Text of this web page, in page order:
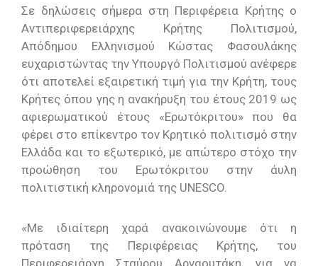
Σε δηλώσεις σήμερα στη Περιφέρεια Κρήτης ο
Αντιπεριφερειάρχης Κρήτης Πολιτισμού,
Απόδημου Ελληνισμού Κώστας Φασουλάκης
ευχαριστώντας την Υπουργό Πολιτισμού ανέφερε
ότι αποτελεί εξαιρετική τιμή για την Κρήτη, τους
Κρήτες όπου γης η ανακήρυξη του έτους 2019 ως
αφιερωματικού έτους «Ερωτόκριτου» που θα
φέρει στο επίκεντρο τον Κρητικό πολιτισμό στην
Ελλάδα και το εξωτερικό, με απώτερο στόχο την
προώθηση του Ερωτόκριτου στην άυλη
πολιτιστική κληρονομιά της UNESCO.
«Με ιδιαίτερη χαρά ανακοινώνουμε ότι η
πρόταση της Περιφέρειας Κρήτης, του
Περιφερειάρχη Σταύρου Αρναουτάκη, για να